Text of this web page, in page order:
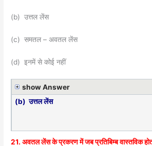
(b) उत्तल लेंस
(c) समतल – अवतल लेंस
(d) इनमें से कोई नहीं
show Answer
(b) उत्तल लेंस
21. अवतल लेंस के प्रकरण में जब प्रतिबिम्ब वास्तविक